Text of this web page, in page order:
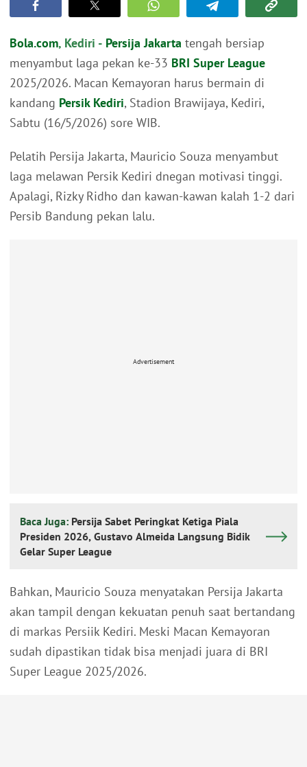
Bola.com, Kediri - Persija Jakarta tengah bersiap
menyambut laga pekan ke-33 BRI Super League
2025/2026. Macan Kemayoran harus bermain di
kandang Persik Kediri, Stadion Brawijaya, Kediri,
Sabtu (16/5/2026) sore WIB.
Pelatih Persija Jakarta, Mauricio Souza menyambut
laga melawan Persik Kediri dnegan motivasi tinggi.
Apalagi, Rizky Ridho dan kawan-kawan kalah 1-2 dari
Persib Bandung pekan lalu.
Advertisement
Baca Juga: Persija Sabet Peringkat Ketiga Piala
Presiden 2026, Gustavo Almeida Langsung Bidik
Gelar Super League
Bahkan, Mauricio Souza menyatakan Persija Jakarta
akan tampil dengan kekuatan penuh saat bertandang
di markas Persiik Kediri. Meski Macan Kemayoran
sudah dipastikan tidak bisa menjadi juara di BRI
Super League 2025/2026.